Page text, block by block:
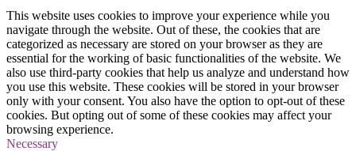
This website uses cookies to improve your experience while you
navigate through the website. Out of these, the cookies that are
categorized as necessary are stored on your browser as they are
essential for the working of basic functionalities of the website. We
also use third-party cookies that help us analyze and understand how
you use this website. These cookies will be stored in your browser
only with your consent. You also have the option to opt-out of these
cookies. But opting out of some of these cookies may affect your
browsing experience.
Necessary